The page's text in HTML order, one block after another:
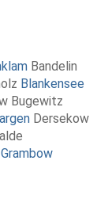
Bandelin
Blankensee
Bugewitz
Dersekow
Grambow